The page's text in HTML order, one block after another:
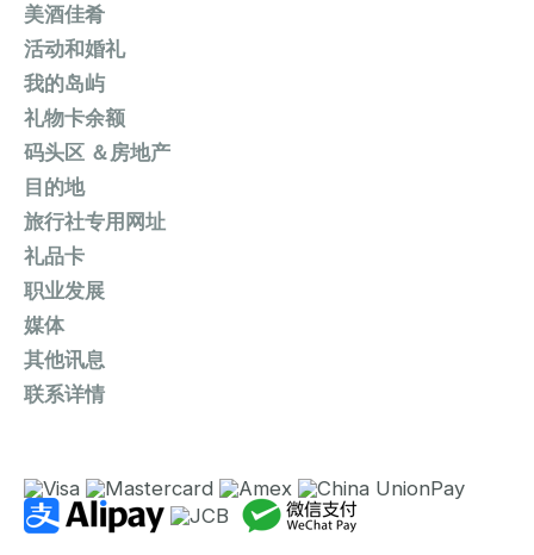
美酒佳肴
活动和婚礼
我的岛屿
礼物卡余额
码头区 ＆房地产
目的地
旅行社专用网址
礼品卡
职业发展
媒体
其他讯息
联系详情